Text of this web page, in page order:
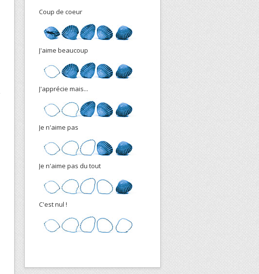
Coup de coeur
J'aime beaucoup
J'apprécie mais...
Je n'aime pas
Je n'aime pas du tout
C'est nul !